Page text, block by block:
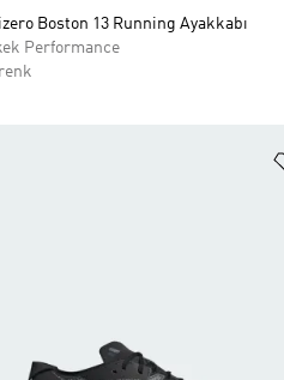
Boston 13 Running Ayakkabı
Performance